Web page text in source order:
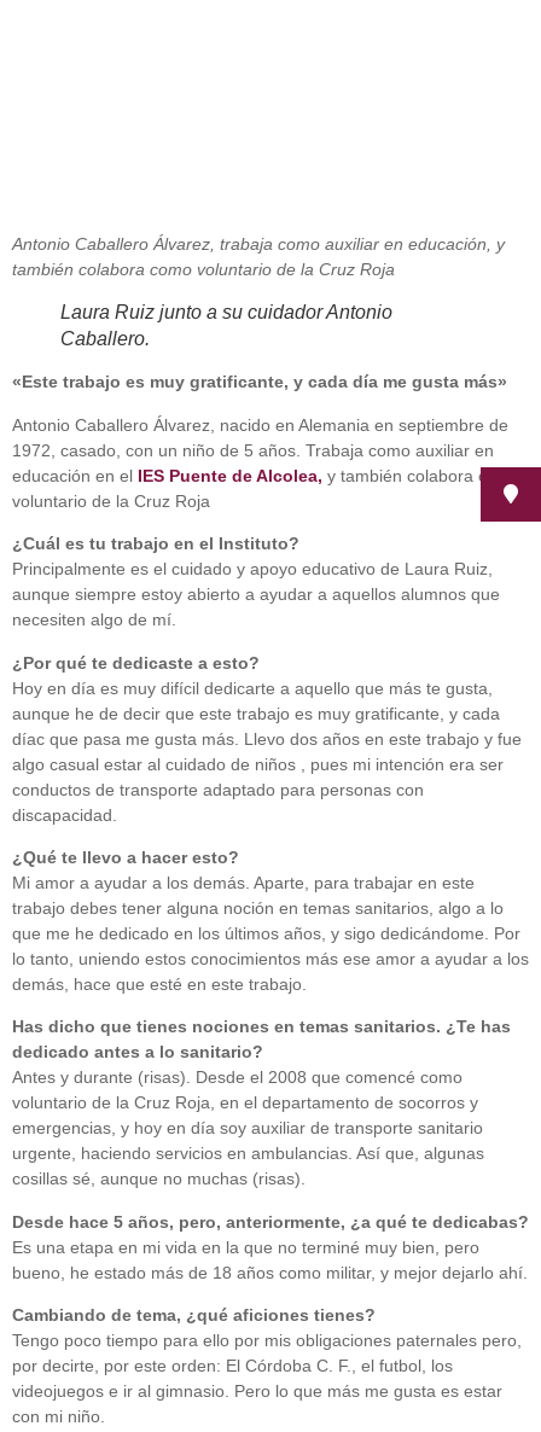
Antonio Caballero Álvarez, trabaja como auxiliar en educación, y
también colabora como voluntario de la Cruz Roja
Laura Ruiz junto a su cuidador Antonio
Caballero.
«Este trabajo es muy gratificante, y cada día me gusta más»
Antonio Caballero Álvarez, nacido en Alemania en septiembre de
1972, casado, con un niño de 5 años. Trabaja como auxiliar en
educación en el IES Puente de Alcolea, y también colabora como
voluntario de la Cruz Roja
¿Cuál es tu trabajo en el Instituto?
Principalmente es el cuidado y apoyo educativo de Laura Ruiz,
aunque siempre estoy abierto a ayudar a aquellos alumnos que
necesiten algo de mí.
¿Por qué te dedicaste a esto?
Hoy en día es muy difícil dedicarte a aquello que más te gusta,
aunque he de decir que este trabajo es muy gratificante, y cada
díac que pasa me gusta más. Llevo dos años en este trabajo y fue
algo casual estar al cuidado de niños , pues mi intención era ser
conductos de transporte adaptado para personas con
discapacidad.
¿Qué te llevo a hacer esto?
Mi amor a ayudar a los demás. Aparte, para trabajar en este
trabajo debes tener alguna noción en temas sanitarios, algo a lo
que me he dedicado en los últimos años, y sigo dedicándome. Por
lo tanto, uniendo estos conocimientos más ese amor a ayudar a los
demás, hace que esté en este trabajo.
Has dicho que tienes nociones en temas sanitarios. ¿Te has
dedicado antes a lo sanitario?
Antes y durante (risas). Desde el 2008 que comencé como
voluntario de la Cruz Roja, en el departamento de socorros y
emergencias, y hoy en día soy auxiliar de transporte sanitario
urgente, haciendo servicios en ambulancias. Así que, algunas
cosillas sé, aunque no muchas (risas).
Desde hace 5 años, pero, anteriormente, ¿a qué te dedicabas?
Es una etapa en mi vida en la que no terminé muy bien, pero
bueno, he estado más de 18 años como militar, y mejor dejarlo ahí.
Cambiando de tema, ¿qué aficiones tienes?
Tengo poco tiempo para ello por mis obligaciones paternales pero,
por decirte, por este orden: El Córdoba C. F., el futbol, los
videojuegos e ir al gimnasio. Pero lo que más me gusta es estar
con mi niño.